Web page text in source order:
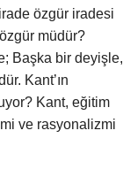
özgür iradesi
müdür?
Başka bir deyişle,
Kant’ın
Kant, eğitim
ve rasyonalizmi